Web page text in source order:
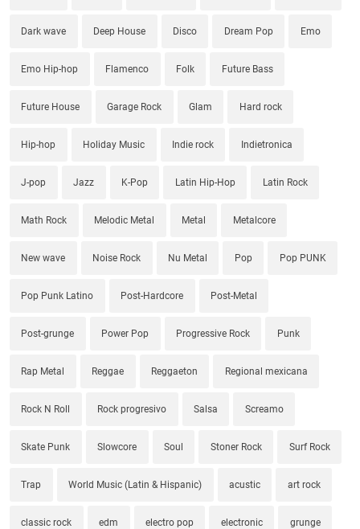
Dark wave Deep House Disco Dream Pop Emo
Emo Hip-hop Flamenco Folk Future Bass
Future House Garage Rock Glam Hard rock
Hip-hop Holiday Music Indie rock Indietronica
J-pop Jazz K-Pop Latin Hip-Hop Latin Rock
Math Rock Melodic Metal Metal Metalcore
New wave Noise Rock Nu Metal Pop Pop PUNK
Pop Punk Latino Post-Hardcore Post-Metal
Post-grunge Power Pop Progressive Rock Punk
Rap Metal Reggae Reggaeton Regional mexicana
Rock N Roll Rock progresivo Salsa Screamo
Skate Punk Slowcore Soul Stoner Rock Surf Rock
Trap World Music (Latin & Hispanic) acustic art rock
classic rock edm electro pop electronic grunge